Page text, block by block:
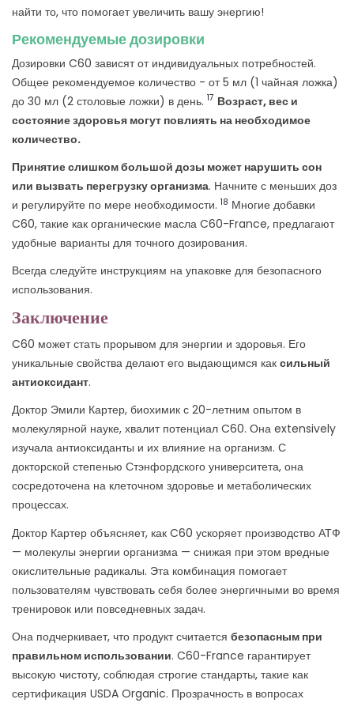
найти то, что помогает увеличить вашу энергию!
Рекомендуемые дозировки
Дозировки C60 зависят от индивидуальных потребностей.
Общее рекомендуемое количество - от 5 мл (1 чайная ложка)
до 30 мл (2 столовые ложки) в день. 17 Возраст, вес и
состояние здоровья могут повлиять на необходимое
количество.
Принятие слишком большой дозы может нарушить сон
или вызвать перегрузку организма. Начните с меньших доз
и регулируйте по мере необходимости. 18 Многие добавки
C60, такие как органические масла C60-France, предлагают
удобные варианты для точного дозирования.
Всегда следуйте инструкциям на упаковке для безопасного
использования.
Заключение
C60 может стать прорывом для энергии и здоровья. Его
уникальные свойства делают его выдающимся как сильный
антиоксидант.
Доктор Эмили Картер, биохимик с 20-летним опытом в
молекулярной науке, хвалит потенциал C60. Она extensively
изучала антиоксиданты и их влияние на организм. С
докторской степенью Стэнфордского университета, она
сосредоточена на клеточном здоровье и метаболических
процессах.
Доктор Картер объясняет, как C60 ускоряет производство АТФ
— молекулы энергии организма — снижая при этом вредные
окислительные радикалы. Эта комбинация помогает
пользователям чувствовать себя более энергичными во время
тренировок или повседневных задач.
Она подчеркивает, что продукт считается безопасным при
правильном использовании. C60-France гарантирует
высокую чистоту, соблюдая строгие стандарты, такие как
сертификация USDA Organic. Прозрачность в вопросах